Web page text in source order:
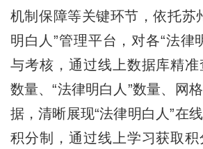
机制保障等关键环节，依托苏
明白人”管理平台，对各“法律
与考核，通过线上数据库精
数量、“法律明白人”数量、网
据，清晰展现“法律明白人”在
积分制，通过线上学习获取